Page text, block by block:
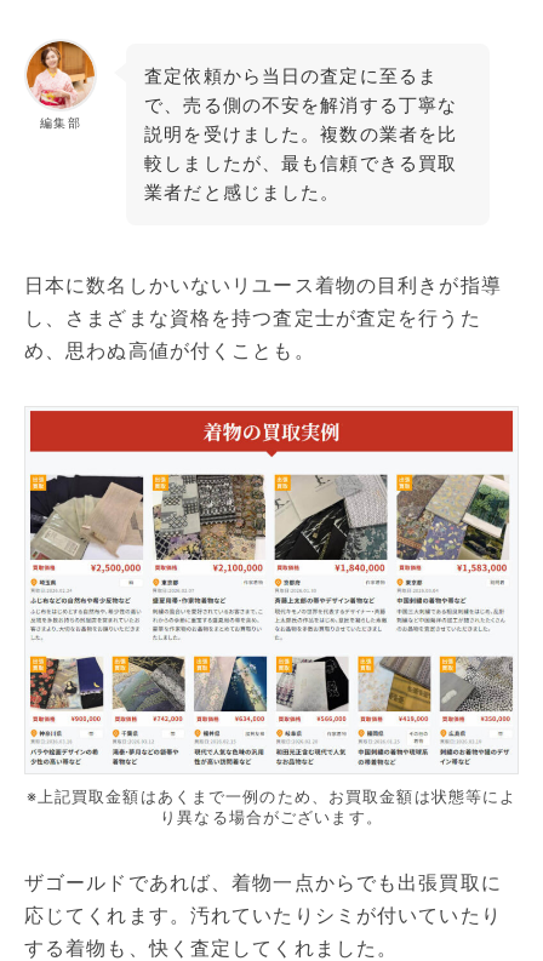
編集部
査定依頼から当日の査定に至るま
で、売る側の不安を解消する丁寧な
説明を受けました。複数の業者を比
較しましたが、最も信頼できる買取
業者だと感じました。
日本に数名しかいないリユース着物の目利きが指導
し、さまざまな資格を持つ査定士が査定を行うた
め、思わぬ高値が付くことも。
※上記買取金額はあくまで一例のため、お買取金額は状態等によ
り異なる場合がございます。
ザゴールドであれば、着物一点からでも出張買取に
応じてくれます。汚れていたりシミが付いていたり
する着物も、快く査定してくれました。